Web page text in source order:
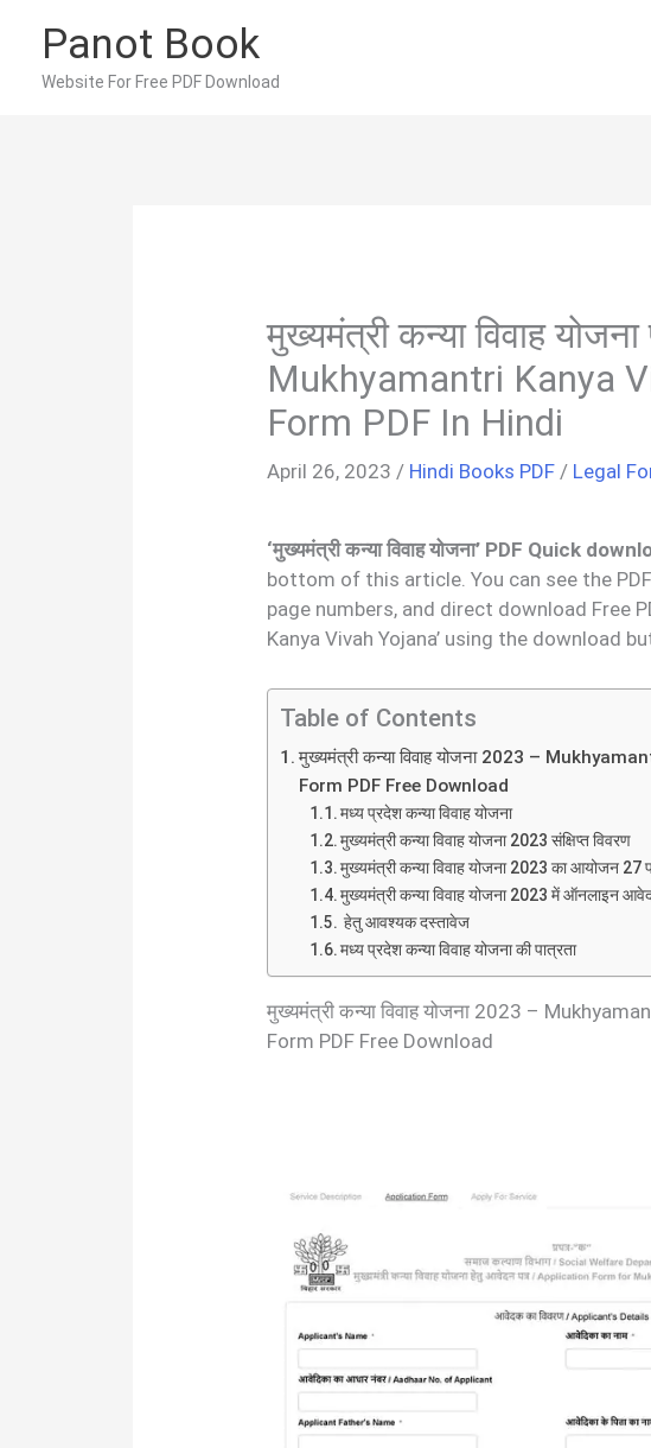
content
Panot Book
Website For Free PDF Download
मुख्यमंत्री कन्या विवाह
Mukhyamantri Kanya
Form PDF In Hindi
April 26, 2023 / Hindi Books PDF / Legal
‘मुख्यमंत्री कन्या विवाह योजना’ PDF Quick
bottom of this article. You can see the
page numbers, and direct download Free
Kanya Vivah Yojana’ using the download
Table of Contents
मुख्यमंत्री कन्या विवाह योजना 2023 –
Form PDF Free Download
मध्य प्रदेश कन्या विवाह योजना
मुख्यमंत्री कन्या विवाह योजना 2023 संक्षिप्त विवरण
मुख्यमंत्री कन्या विवाह योजना 2023 का आयोजन 27
मुख्यमंत्री कन्या विवाह योजना 2023 में ऑनलाइन
हेतु आवश्यक दस्तावेज
मध्य प्रदेश कन्या विवाह योजना की पात्रता
मुख्यमंत्री कन्या विवाह योजना 2023 –
Form PDF Free Download